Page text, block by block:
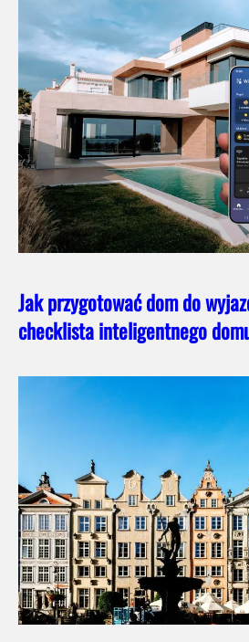
Jak przygotować dom do
checklista inteligentnego